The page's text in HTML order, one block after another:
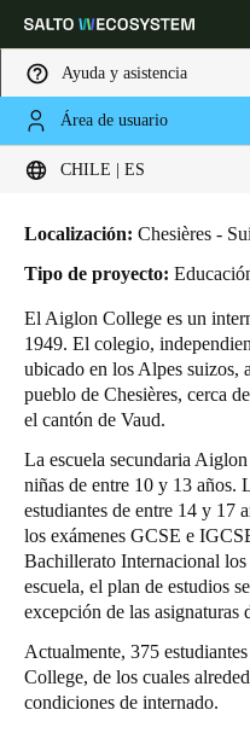
Ayuda y asistencia
Área de usuario
CHILE | ES
Elija su ubicación y
Global Europe
Mexico
Español
Colombia
Español
Chile
Español
Guardar la nueva
HOME INDUSTRIAS
UNIVERSIDAD DE AIGLON
Universidad
Localización: Chesières -
Tipo de proyecto:
El Aiglon College es un
1949. El colegio,
ubicado en los Alpes suizos,
pueblo de Chesières, cerca
el cantón de Vaud.
La escuela secundaria
niñas de entre 10 y 13 años.
estudiantes de entre 14 y 17
los exámenes GCSE e
Bachillerato Internacional
escuela, el plan de estudios
excepción de las asignaturas
Actualmente, 375
College, de los cuales
condiciones de internado.